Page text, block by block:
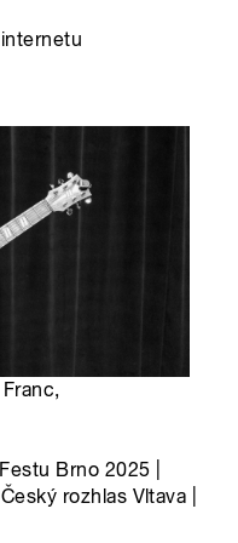
Brno 2025 |
rozhlas Vltava |